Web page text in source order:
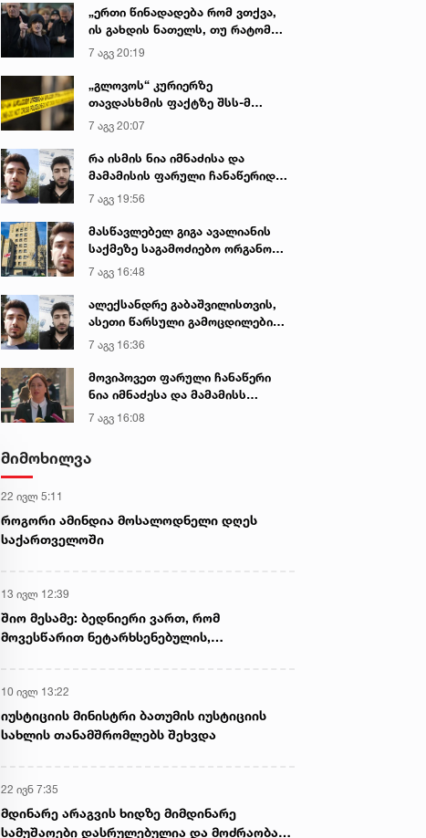
„ერთი წინადადება რომ ვთქვა,
ის გახდის ნათელს, თუ რატომ
იყო ნია იმნაძე წამქეზებელი...“ -
გიგა ავალიანის დედა
7 აგვ 20:19
„გლოვოს“ კურიერზე
თავდასხმის ფაქტზე შსს-მ
გამოძიება დაიწყო
7 აგვ 20:07
რა ისმის ნია იმნაძისა და
მამამისის ფარული ჩანაწერიდან
- გიგა ავალიანის მკვლელობის
საქმე
7 აგვ 19:56
მასწავლებელ გიგა ავალიანის
საქმეზე საგამოძიებო ორგანო
დაკავებულ არასრულწლოვნებს -
ნია იმნაძესა და ანასტასია
ბერუაშვილს 30 დღის
განმავლობაში ფარულად
7 აგვ 16:48
ალექსანდრე გაბაშვილისთვის,
ასეთი წარსული გამოცდილების
ადამიანისთვის ინფორმაციის
მიწოდება, რომ მასწავლებელი
სექსუალურად ავიწროებდა,
ფაქტობრივად, წაქეზება იყო -
7 აგვ 16:36
მოვიპოვეთ ფარული ჩანაწერი
ნია იმნაძესა და მამამისს
შორის, განიხილავდნენ, როგორ
ჩაიდინა გაბაშვილმა დანაშაული
არასწორად მოიქცა, თუმცა
ეპოქაში სხვანაირად ხდება -
პროკურორი
7 აგვ 16:08
მიმოხილვა
22 ივლ 5:11
როგორი ამინდია მოსალოდნელი დღეს
საქართველოში
13 ივლ 12:39
შიო მესამე: ბედნიერი ვართ, რომ
მოვესწარით ნეტარხსენებულის,
10 ივლ 13:22
იუსტიციის მინისტრი ბათუმის იუსტიციის
სახლის თანამშრომლებს შეხვდა
22 ივნ 7:35
მდინარე არაგვის ხიდზე მიმდინარე
სამუშაოები დასრულებულია და მოძრაობა